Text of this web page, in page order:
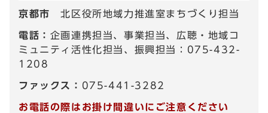
京都市北区役所地域力推進室まちづくり担当
電話： 企画連携担当、事業担当、広聴・地域コ
ミュニティ活性化担当、振興担当：075-432-
1208
ファックス： 075-441-3282
お電話の際はお掛け間違いにご注意ください